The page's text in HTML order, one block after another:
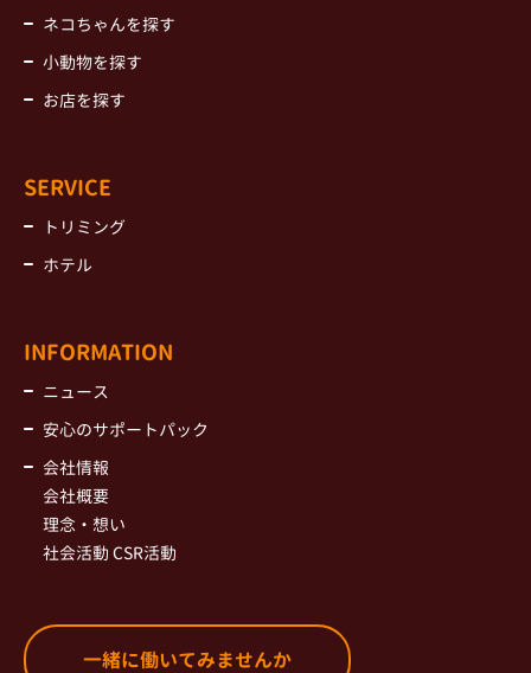
ネコちゃんを探す
小動物を探す
お店を探す
SERVICE
トリミング
ホテル
INFORMATION
ニュース
安心のサポートパック
会社情報
会社概要
理念・想い
社会活動 CSR活動
一緒に働いてみませんか